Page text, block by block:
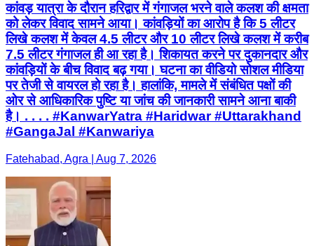
कांवड़ यात्रा के दौरान हरिद्वार में गंगाजल भरने वाले कलश की क्षमता
को लेकर विवाद सामने आया। कांवड़ियों का आरोप है कि 5 लीटर
लिखे कलश में केवल 4.5 लीटर और 10 लीटर लिखे कलश में करीब
7.5 लीटर गंगाजल ही आ रहा है। शिकायत करने पर दुकानदार और
कांवड़ियों के बीच विवाद बढ़ गया। घटना का वीडियो सोशल मीडिया
पर तेजी से वायरल हो रहा है। हालांकि, मामले में संबंधित पक्षों की
ओर से आधिकारिक पुष्टि या जांच की जानकारी सामने आना बाकी
है। . . . . #KanwarYatra #Haridwar #Uttarakhand
#GangaJal #Kanwariya
Fatehabad, Agra | Aug 7, 2026